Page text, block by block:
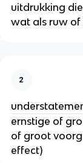
uitdrukking
wat als ruw
2
ernstige of
of groot
effect)